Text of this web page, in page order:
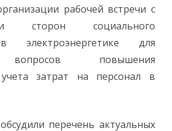
рабочей встречи с
сторон социального
электроэнергетике для
вопросов повышения
затрат на персонал в
перечень актуальных